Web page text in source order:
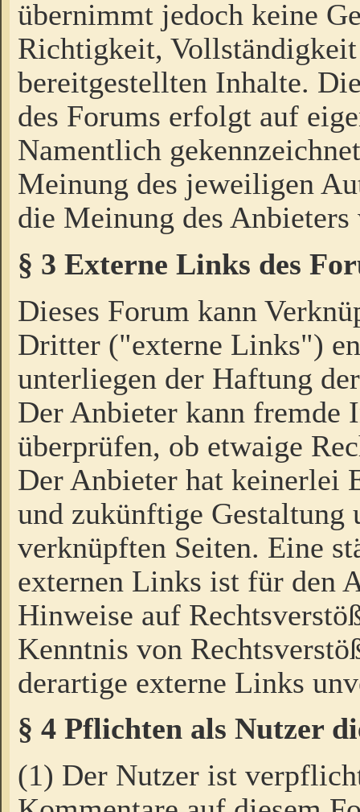
übernimmt jedoch keine
Richtigkeit,
bereitgestellten Inhalte.
des Forums erfolgt auf
Namentlich
Meinung des jeweiligen
die Meinung des Anbieters
§ 3 Externe Links des
Dieses Forum kann
Dritter ("externe Links")
unterliegen der Haftung
Der Anbieter kann fremde
überprüfen, ob etwaige
Der Anbieter hat keinerlei
und zukünftige Gestaltung
verknüpften Seiten. Eine
externen Links ist für den
Hinweise auf
Kenntnis von
derartige externe Links
§ 4 Pflichten als Nutzer
(1) Der Nutzer ist